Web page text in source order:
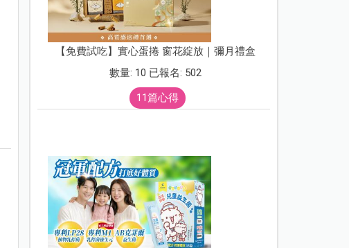
【免費試吃】實心蛋捲 窗花綻放｜彌月禮盒
數量: 10 已報名: 502
11篇心得